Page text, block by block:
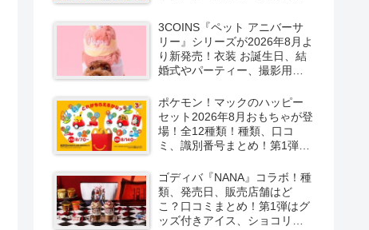
3COINS『ペット アニバーサ
リー』シリーズが2026年8月よ
り新発売！衣装 お誕生日、結
婚式やパーティー、撮影用グ
ポケモン！マックのハッピー
セット2026年8月おもちゃが登
場！全12種類！種類、口コ
ミ、識別番号まとめ！第1弾は
ゴディバ『NANA』コラボ！種
類、発売日、販売店舗はど
こ？口コミまとめ！第1弾はグ
ッズ付きアイス、ショコリキ